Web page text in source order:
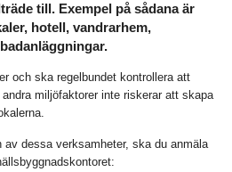
till. Exempel på sådana är
hotell, vandrarhem,
och ska regelbundet kontrollera att
miljöfaktorer inte riskerar att skapa
dessa verksamheter, ska du anmäla